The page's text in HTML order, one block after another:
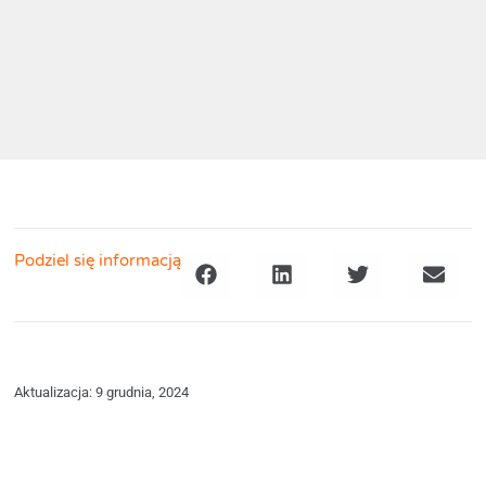
Podziel się informacją
Aktualizacja: 9 grudnia, 2024